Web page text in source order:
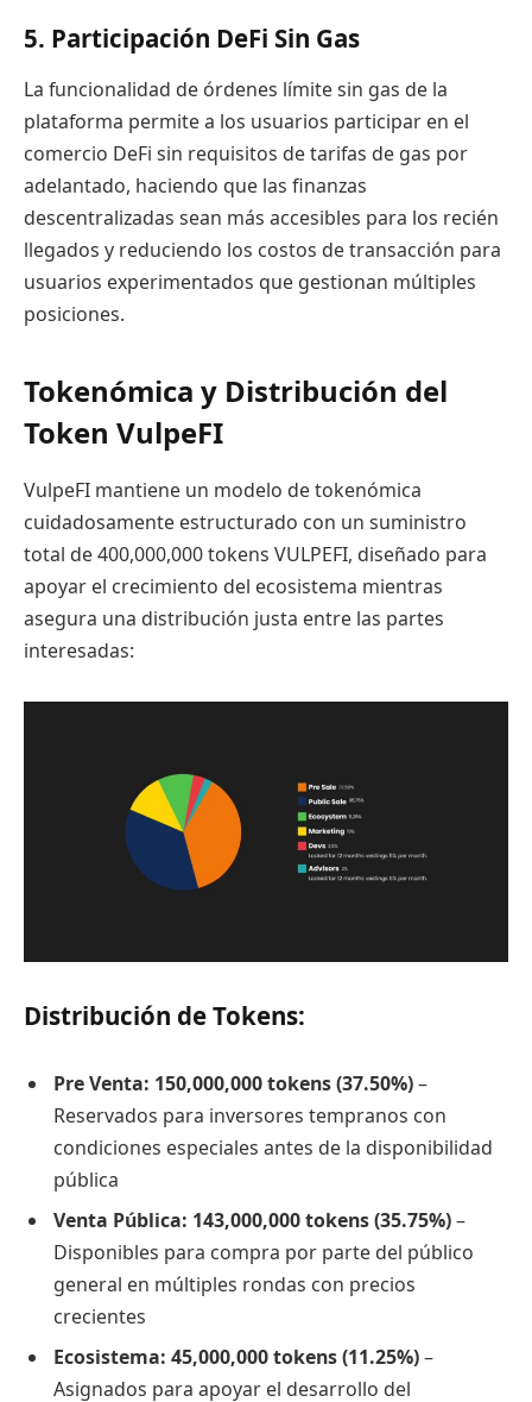
5. Participación DeFi Sin Gas
La funcionalidad de órdenes límite sin gas de la
plataforma permite a los usuarios participar en el
comercio DeFi sin requisitos de tarifas de gas por
adelantado, haciendo que las finanzas
descentralizadas sean más accesibles para los recién
llegados y reduciendo los costos de transacción para
usuarios experimentados que gestionan múltiples
posiciones.
Tokenómica y Distribución del
Token VulpeFI
VulpeFI mantiene un modelo de tokenómica
cuidadosamente estructurado con un suministro
total de 400,000,000 tokens VULPEFI, diseñado para
apoyar el crecimiento del ecosistema mientras
asegura una distribución justa entre las partes
interesadas:
Distribución de Tokens:
Pre Venta: 150,000,000 tokens (37.50%)–
Reservados para inversores tempranos con
condiciones especiales antes de la disponibilidad
pública
Venta Pública: 143,000,000 tokens (35.75%)–
Disponibles para compra por parte del público
general en múltiples rondas con precios
crecientes
Ecosistema: 45,000,000 tokens (11.25%)–
Asignados para apoyar el desarrollo del